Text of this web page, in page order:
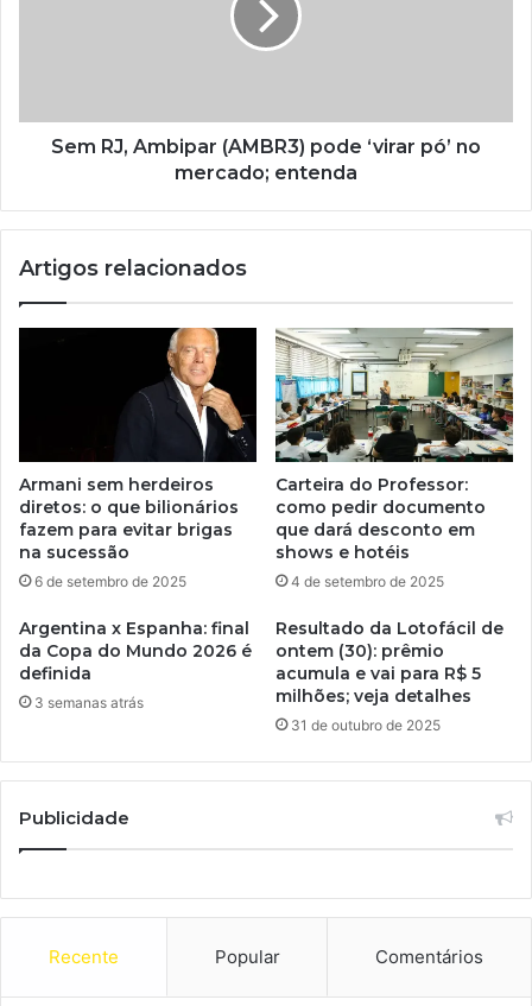
Sem RJ, Ambipar (AMBR3) pode ‘virar pó’ no
mercado; entenda
Artigos relacionados
Armani sem herdeiros
diretos: o que bilionários
fazem para evitar brigas
na sucessão
6 de setembro de 2025
Carteira do Professor:
como pedir documento
que dará desconto em
shows e hotéis
4 de setembro de 2025
Argentina x Espanha: final
da Copa do Mundo 2026 é
definida
3 semanas atrás
Resultado da Lotofácil de
ontem (30): prêmio
acumula e vai para R$ 5
milhões; veja detalhes
31 de outubro de 2025
Publicidade
Recente Popular Comentários